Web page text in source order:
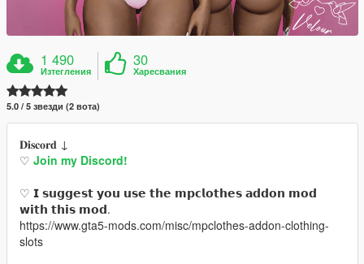
1 490
Изтегления
30
Харесвания
5.0 / 5 звезди (2 вота)
𝐃𝐢𝐬𝐜𝐨𝐫𝐝 ↓
♡ Join my Discord!
♡ 𝗜 𝘀𝘂𝗴𝗴𝗲𝘀𝘁 𝘆𝗼𝘂 𝘂𝘀𝗲 𝘁𝗵𝗲 𝗺𝗽𝗰𝗹𝗼𝘁𝗵𝗲𝘀 𝗮𝗱𝗱𝗼𝗻 𝗺𝗼𝗱
𝘄𝗶𝘁𝗵 𝘁𝗵𝗶𝘀 𝗺𝗼𝗱.
https://www.gta5-mods.com/misc/mpclothes-addon-clothing-
slots